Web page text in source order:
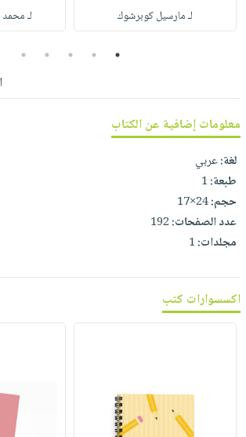
صابون
أطفال
فيديوهات
أسئلة
خدمات
نيل
انشر
كتابك
تواصل
معنا
الإصدارات
لـ مارسيل كوبرشوك
لـ
1
2
3
4
5
معلومات إضافية عن الكتاب
لغة:عربي
طبعة:1
حجم:24×17
عدد الصفحات:192
مجلدات:1
اكسسوارات كتب